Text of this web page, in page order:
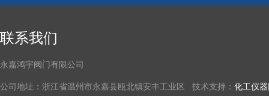
联系我们
永嘉鸿宇阀门有限公司
公司地址：浙江省温州市永嘉县瓯北镇安丰工业区 技术支持： 化工仪